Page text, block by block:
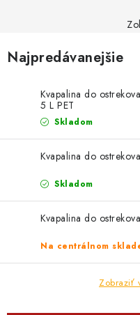
Ako nakupovať Obchodné
Osobné vyzdvihnutie v
Doplnkové služby Profigaráž.sk
Darček k objednávke
Nákup na splátky Quatro -
Najpredávanejšie
Kvapalina do
5 L PET
Skladom
Kvapalina do
Skladom
Kvapalina do
Na centrálnom
Zobraziť